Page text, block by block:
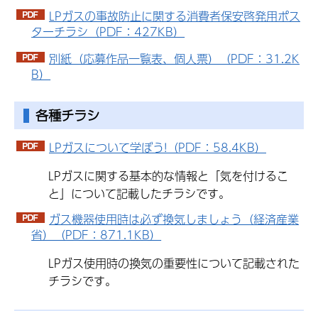
LPガスの事故防止に関する消費者保安啓発用ポス
ターチラシ（PDF：427KB）
別紙（応募作品一覧表、個人票）（PDF：31.2K
B）
各種チラシ
LPガスについて学ぼう!（PDF：58.4KB）
LPガスに関する基本的な情報と「気を付けるこ
と」について記載したチラシです。
ガス機器使用時は必ず換気しましょう（経済産業
省）（PDF：871.1KB）
LPガス使用時の換気の重要性について記載された
チラシです。